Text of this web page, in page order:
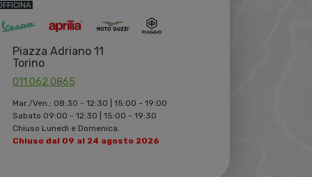
Piazza Adriano 11
Torino
011 062 0865
Mar./Ven.: 08:30 - 12:30 | 15:00 - 19:00
Sabato 09:00 - 12:30 | 15:00 - 19:30
Chiuso Lunedì e Domenica.
Chiuso dal 09 al 24 agosto 2026